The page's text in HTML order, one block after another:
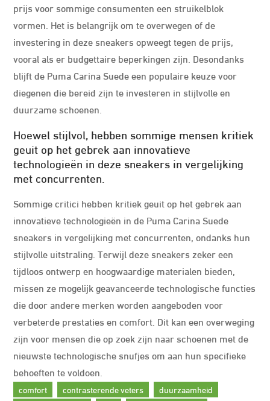
prijs voor sommige consumenten een struikelblok
vormen. Het is belangrijk om te overwegen of de
investering in deze sneakers opweegt tegen de prijs,
vooral als er budgettaire beperkingen zijn. Desondanks
blijft de Puma Carina Suede een populaire keuze voor
diegenen die bereid zijn te investeren in stijlvolle en
duurzame schoenen.
Hoewel stijlvol, hebben sommige mensen kritiek
geuit op het gebrek aan innovatieve
technologieën in deze sneakers in vergelijking
met concurrenten.
Sommige critici hebben kritiek geuit op het gebrek aan
innovatieve technologieën in de Puma Carina Suede
sneakers in vergelijking met concurrenten, ondanks hun
stijlvolle uitstraling. Terwijl deze sneakers zeker een
tijdloos ontwerp en hoogwaardige materialen bieden,
missen ze mogelijk geavanceerde technologische functies
die door andere merken worden aangeboden voor
verbeterde prestaties en comfort. Dit kan een overweging
zijn voor mensen die op zoek zijn naar schoenen met de
nieuwste technologische snufjes om aan hun specifieke
behoeften te voldoen.
comfort contrasterende veters
duurzaamheid